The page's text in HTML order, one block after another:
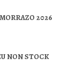
2026
NON STOCK